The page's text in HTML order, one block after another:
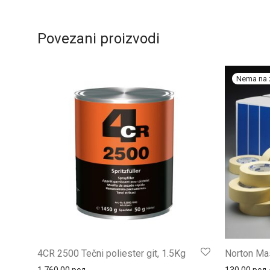
Povezani proizvodi
4CR 2500 Tečni poliester git, 1.5Kg Norton